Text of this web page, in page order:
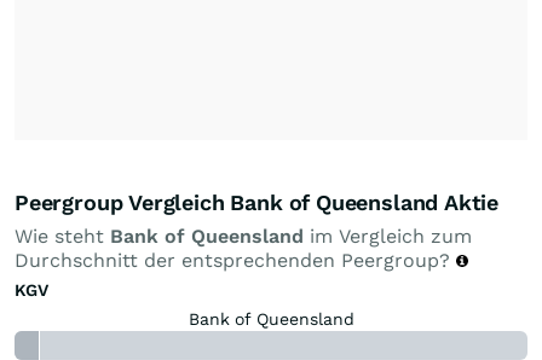
Peergroup Vergleich Bank of Queensland Aktie
Wie steht Bank of Queensland im Vergleich zum
Durchschnitt der entsprechenden Peergroup?
KGV
Bank of Queensland